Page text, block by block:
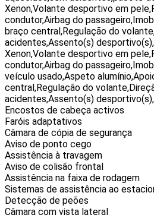
Xenon,Volante desportivo em
condutor,Airbag do
braço central,Regulação do
acidentes,Assento(s)
Xenon,Volante desportivo em
condutor,Airbag do
veículo usado,Aspeto
central,Regulação do
acidentes,Assento(s)
Encostos de cabeça activos
Faróis adaptativos
Câmara de cópia de segurança
Aviso de ponto cego
Assistência à travagem
Aviso de colisão frontal
Assistência na faixa de rodagem
Sistemas de assistência ao
Detecção de peões
Câmara com vista lateral